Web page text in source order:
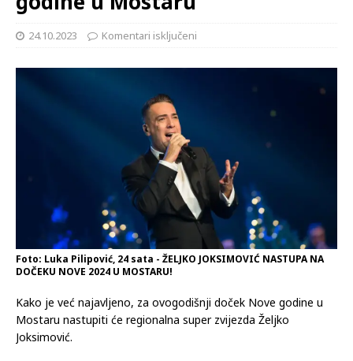
24.10.2023 Komentari isključeni
Foto: Luka Pilipović, 24 sata - ŽELJKO JOKSIMOVIĆ NASTUPA NA
DOČEKU NOVE 2024 U MOSTARU!
Kako je već najavljeno, za ovogodišnji doček Nove godine u
Mostaru nastupiti će regionalna super zvijezda Željko
Joksimović.